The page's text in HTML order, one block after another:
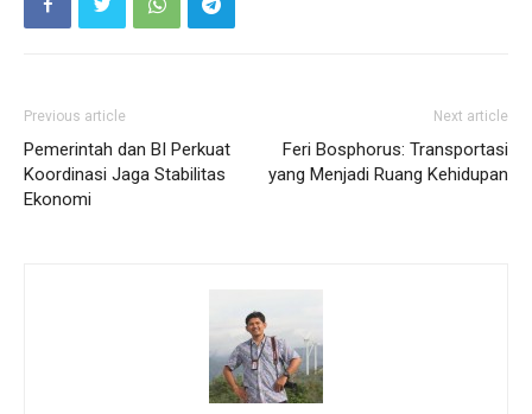
Previous article
Pemerintah dan BI Perkuat
Koordinasi Jaga Stabilitas
Ekonomi
Next article
Feri Bosphorus: Transportasi
yang Menjadi Ruang Kehidupan